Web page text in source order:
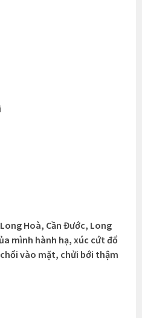
Hoà, Cần Đước, Long
mình hành hạ, xúc cứt đổ
vào mặt, chửi bới thậm